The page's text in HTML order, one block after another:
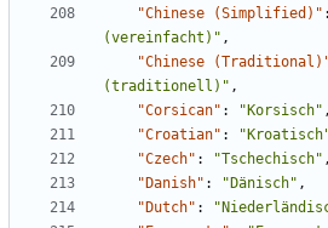
"Chinese (Simplified)" :
(vereinfacht)" ,
"Chinese
(traditionell)" ,
"Corsican" : "Korsisch" ,
"Croatian" :
"Czech" : "Tschechisch" ,
"Danish" : "Dänisch" ,
"Dutch" :